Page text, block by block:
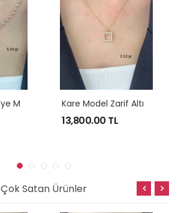
13,800.00 TL
Çok Satan Ürünler